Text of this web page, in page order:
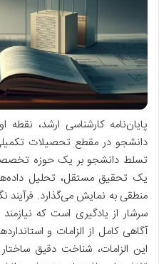
پایان‌نامه کارشناسی ارشد،
دانشجو در مقطع تحصیلات
تسلط دانشجو بر یک حوزه تخصصی
یک تحقیق مستقل، تحلیل
منطقی به نمایش می‌گذارد. فرآیند
سرشار از یادگیری است که نیازمند
آگاهی کامل از الزامات و
این الزامات، شناخت دقیق